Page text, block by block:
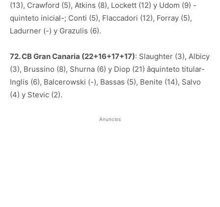
(13), Crawford (5), Atkins (8), Lockett (12) y Udom (9) -
quinteto inicial-; Conti (5), Flaccadori (12), Forray (5),
Ladurner (-) y Grazulis (6).
72. CB Gran Canaria (22+16+17+17): Slaughter (3), Albicy
(3), Brussino (8), Shurna (6) y Diop (21) âquinteto titular-
Inglis (6), Balcerowski (-), Bassas (5), Benite (14), Salvo
(4) y Stevic (2).
Anuncios